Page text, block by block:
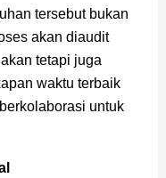
tersebut bukan
akan diaudit
tetapi juga
waktu terbaik
untuk